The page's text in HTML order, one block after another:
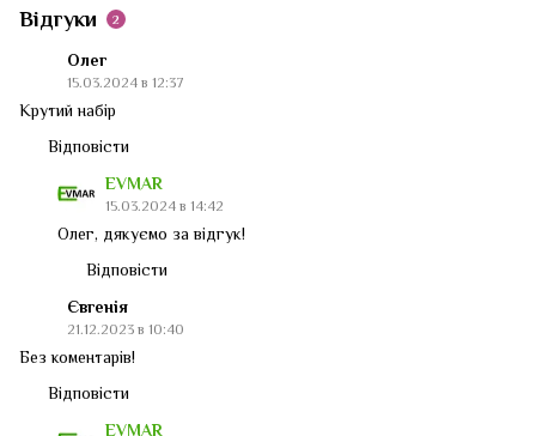
Відгуки 2
Олег
15.03.2024 в 12:37
Крутий набір
Відповісти
EVMAR
15.03.2024 в 14:42
Олег, дякуємо за відгук!
Відповісти
Євгенія
21.12.2023 в 10:40
Без коментарів!
Відповісти
EVMAR